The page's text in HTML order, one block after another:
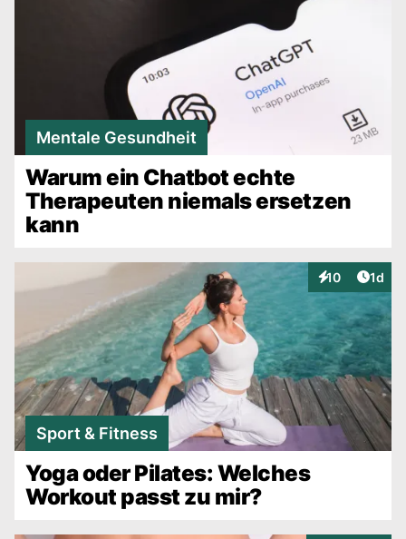
Mentale Gesundheit
Warum ein Chatbot echte
Therapeuten niemals ersetzen
kann
10
Interaktionen
1d
Sport & Fitness
Yoga oder Pilates: Welches
Workout passt zu mir?